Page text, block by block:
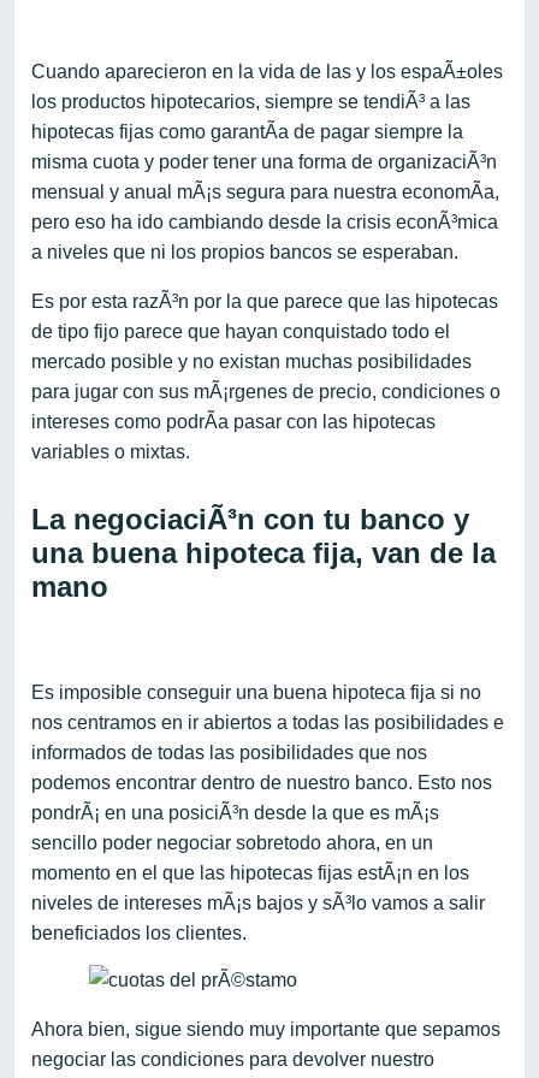
Cuando aparecieron en la vida de las y los espaÃ±oles
los productos hipotecarios, siempre se tendiÃ³ a las
hipotecas fijas como garantÃ­a de pagar siempre la
misma cuota y poder tener una forma de organizaciÃ³n
mensual y anual mÃ¡s segura para nuestra economÃ­a,
pero eso ha ido cambiando desde la crisis econÃ³mica
a niveles que ni los propios bancos se esperaban.
Es por esta razÃ³n por la que parece que las hipotecas
de tipo fijo parece que hayan conquistado todo el
mercado posible y no existan muchas posibilidades
para jugar con sus mÃ¡rgenes de precio, condiciones o
intereses como podrÃ­a pasar con las hipotecas
variables o mixtas.
La negociaciÃ³n con tu banco y
una buena hipoteca fija, van de la
mano
Es imposible conseguir una buena hipoteca fija si no
nos centramos en ir abiertos a todas las posibilidades e
informados de todas las posibilidades que nos
podemos encontrar dentro de nuestro banco. Esto nos
pondrÃ¡ en una posiciÃ³n desde la que es mÃ¡s
sencillo poder negociar sobretodo ahora, en un
momento en el que las hipotecas fijas estÃ¡n en los
niveles de intereses mÃ¡s bajos y sÃ³lo vamos a salir
beneficiados los clientes.
Ahora bien, sigue siendo muy importante que sepamos
negociar las condiciones para devolver nuestro